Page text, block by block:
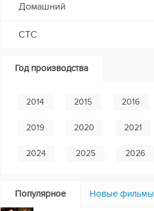
Домашний
СТС
Год производства
2014 2015 2016
2019 2020 2021
2024 2025 2026
Популярное Новые фильмы